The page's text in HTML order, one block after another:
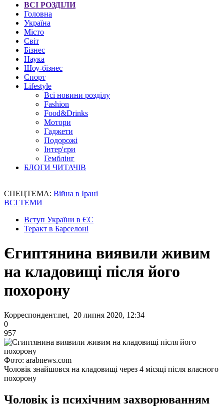
ВСІ РОЗДІЛИ
Головна
Україна
Місто
Світ
Бізнес
Наука
Шоу-бізнес
Спорт
Lifestyle
Всі новини розділу
Fashion
Food&Drinks
Мотори
Гаджети
Подорожі
Інтер'єри
Гемблінг
БЛОГИ ЧИТАЧІВ
СПЕЦТЕМА: Війна в Ірані
ВСІ ТЕМИ
Вступ України в ЄС
Теракт в Барселоні
Єгиптянина виявили живим
на кладовищі після його
похорону
Корреспондент.net, 20 липня 2020, 12:34
0
957
Фото: arabnews.com
Чоловік знайшовся на кладовищі через 4 місяці після власного
похорону
Чоловік із психічним захворюванням